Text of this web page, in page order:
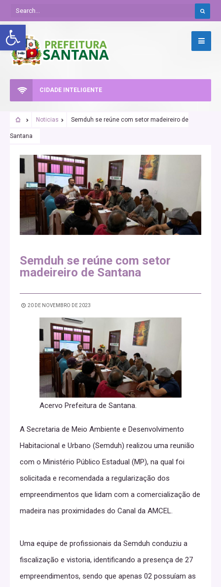
Abrir a barra de ferramentas
CIDADE INTELIGENTE
Noticias Semduh se reúne com setor madeireiro de
Santana
Semduh se reúne com setor
madeireiro de Santana
20 DE NOVEMBRO DE 2023
Acervo Prefeitura de Santana.
A Secretaria de Meio Ambiente e Desenvolvimento
Habitacional e Urbano (Semduh) realizou uma reunião
com o Ministério Público Estadual (MP), na qual foi
solicitada e recomendada a regularização dos
empreendimentos que lidam com a comercialização de
madeira nas proximidades do Canal da AMCEL.
Uma equipe de profissionais da Semduh conduziu a
fiscalização e vistoria, identificando a presença de 27
empreendimentos, sendo que apenas 02 possuíam as